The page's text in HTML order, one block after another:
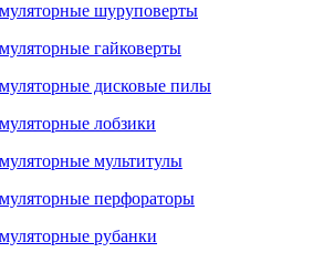
шуруповерты
гайковерты
дисковые пилы
лобзики
мультитулы
перфораторы
рубанки